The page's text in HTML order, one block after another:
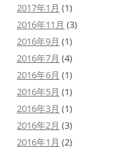
2017年1月 (1)
2016年11月 (3)
2016年9月 (1)
2016年7月 (4)
2016年6月 (1)
2016年5月 (1)
2016年3月 (1)
2016年2月 (3)
2016年1月 (2)